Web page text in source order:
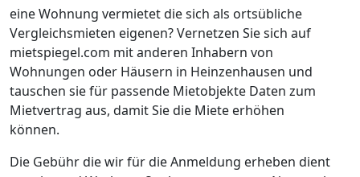
eine Wohnung vermietet die sich als ortsübliche
Vergleichsmieten eigenen? Vernetzen Sie sich auf
mietspiegel.com mit anderen Inhabern von
Wohnungen oder Häusern in Heinzenhausen und
tauschen sie für passende Mietobjekte Daten zum
Mietvertrag aus, damit Sie die Miete erhöhen
können.
Die Gebühr die wir für die Anmeldung erheben dient